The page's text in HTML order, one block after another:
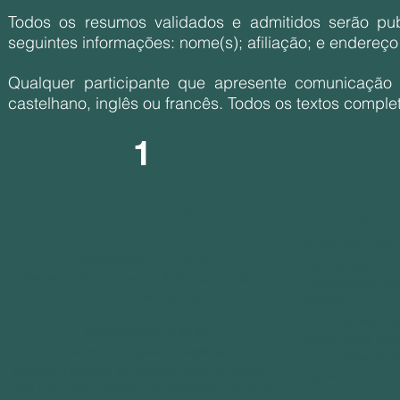
Todos os resumos validados e admitidos serão
seguintes informações: nome(s); afiliação; e
Qualquer participante que apresente
castelhano, inglês ou francês. Todos os textos
1